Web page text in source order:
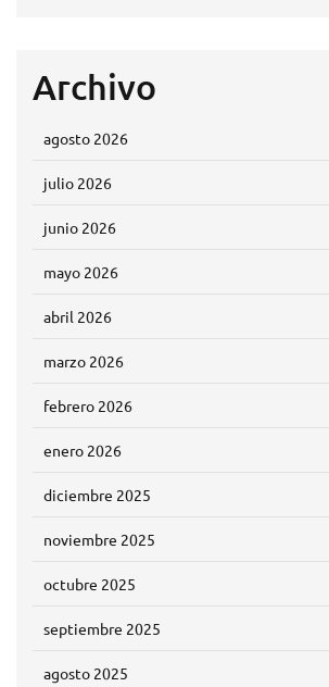
Archivo
agosto 2026
julio 2026
junio 2026
mayo 2026
abril 2026
marzo 2026
febrero 2026
enero 2026
diciembre 2025
noviembre 2025
octubre 2025
septiembre 2025
agosto 2025